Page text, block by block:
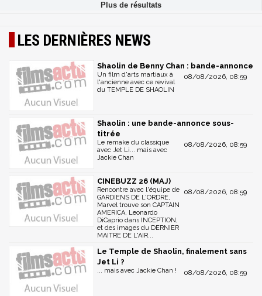
LES DERNIÈRES NEWS
Shaolin de Benny Chan : bande-annonce
08/08/2026, 08:59
Un film d'arts martiaux à
l'ancienne avec ce revival
du TEMPLE DE SHAOLIN
Shaolin : une bande-annonce sous-
titrée
08/08/2026, 08:59
Le remake du classique
avec Jet Li... mais avec
Jackie Chan
CINEBUZZ 26 (MAJ)
08/08/2026, 08:59
Rencontre avec l'équipe de
GARDIENS DE L'ORDRE,
Marvel trouve son CAPTAIN
AMERICA, Leonardo
DiCaprio dans INCEPTION,
et des images du DERNIER
MAITRE DE L'AIR...
Le Temple de Shaolin, finalement sans
Jet Li ?
08/08/2026, 08:59
... mais avec Jackie Chan !